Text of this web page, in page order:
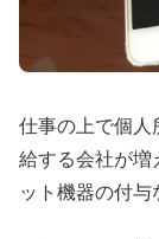
仕事の上で個
給する会社が
ット機器の付与